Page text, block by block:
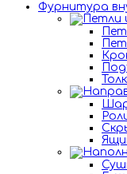
Фурнитура